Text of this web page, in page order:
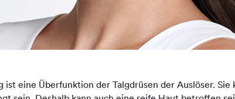
eine Überfunktion der Talgdrüsen der Auslöser. Sie